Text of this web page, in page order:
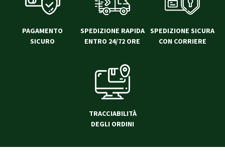
PAGAMENTO
SICURO
SPEDIZIONE RAPIDA
ENTRO 24/72 ORE
SPEDIZIONE SICURA
CON CORRIERE
TRACCIABILITÀ
DEGLI ORDINI